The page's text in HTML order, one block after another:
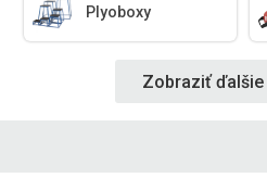
Plyoboxy
Zobraziť